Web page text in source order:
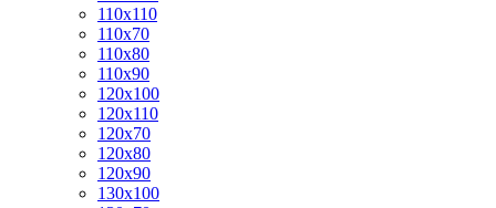
110x110
110x70
110x80
110x90
120x100
120x110
120x70
120x80
120x90
130x100